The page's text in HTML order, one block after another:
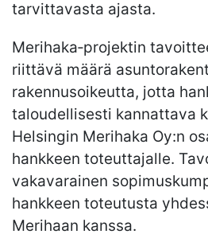
tarvittavasta ajasta.
Merihaka‐projektin
riittävä määrä
rakennusoikeutta, jotta
taloudellisesti kannattava
Helsingin Merihaka Oy:n
hankkeen toteuttajalle.
vakavarainen
hankkeen toteutusta
Merihaan kanssa.